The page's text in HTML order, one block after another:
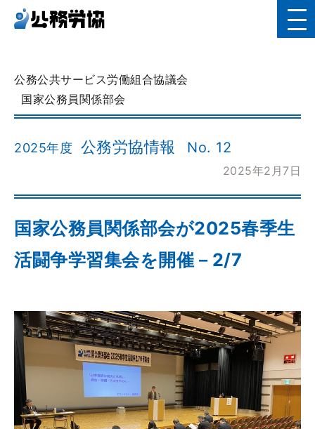
公務公共サービス労働組合協議会
国家公務員関係部会
2025年度 公務労協情報 No. 12
2025年2月7日
国家公務員関係部会が2025春季生
活闘争学習集会を開催－2/7